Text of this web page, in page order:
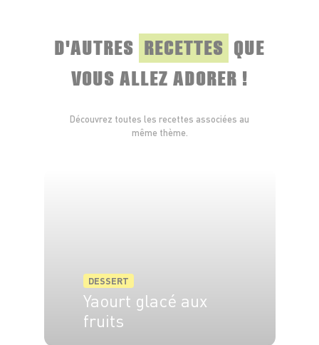
D'AUTRES RECETTES QUE
VOUS ALLEZ ADORER !
Découvrez toutes les recettes associées au
même thème.
DESSERT
Yaourt glacé aux
fruits